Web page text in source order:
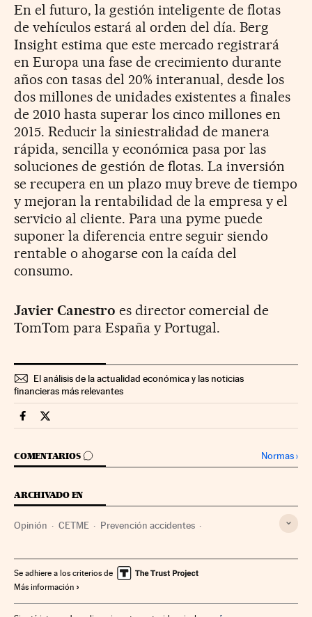
En el futuro, la gestión inteligente de flotas
de vehículos estará al orden del día. Berg
Insight estima que este mercado registrará
en Europa una fase de crecimiento durante
años con tasas del 20% interanual, desde los
dos millones de unidades existentes a finales
de 2010 hasta superar los cinco millones en
2015. Reducir la siniestralidad de manera
rápida, sencilla y económica pasa por las
soluciones de gestión de flotas. La inversión
se recupera en un plazo muy breve de tiempo
y mejoran la rentabilidad de la empresa y el
servicio al cliente. Para una pyme puede
suponer la diferencia entre seguir siendo
rentable o ahogarse con la caída del
consumo.
Javier Canestro es director comercial de
TomTom para España y Portugal.
El análisis de la actualidad económica y las noticias
financieras más relevantes
Economia Cinco Días en Facebook
Economia Cinco Días en Twitter
COMENTARIOS
IR A LOS COMENTARIOS Normas›
ARCHIVADO EN
Opinión CETME Prevención accidentes
Riesgos laborales Accidentes Seguridad laboral
Condiciones trabajo
Se adhiere a los criterios de
Más información